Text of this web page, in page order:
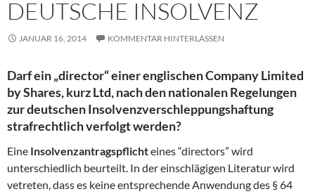
DEUTSCHE INSOLVENZ
JANUAR 16, 2014 KOMMENTAR HINTERLASSEN
Darf ein „director“ einer englischen Company Limited
by Shares, kurz Ltd, nach den nationalen Regelungen
zur deutschen Insolvenzverschleppungshaftung
strafrechtlich verfolgt werden?
Eine Insolvenzantragspflichteines “directors” wird
unterschiedlich beurteilt. In der einschlägigen Literatur wird
vetreten, dass es keine entsprechende Anwendung des § 64